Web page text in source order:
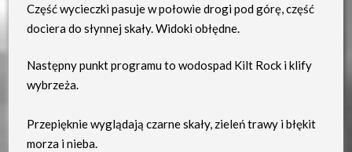
Część wycieczki pasuje w połowie drogi pod górę, część
dociera do słynnej skały. Widoki obłędne.
Następny punkt programu to wodospad Kilt Rock i klify
wybrzeża.
Przepięknie wyglądają czarne skały, zieleń trawy i błękit
morza i nieba.